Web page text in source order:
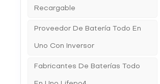
Recargable
Proveedor De Batería Todo En
Uno Con Inversor
Fabricantes De Baterías Todo